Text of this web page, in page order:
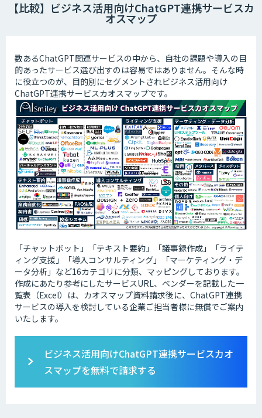
【比較】ビジネス活用向けChatGPT連携サービスカ
オスマップ
数あるChatGPT関連サービスの中から、自社の課題や導入の目
的あったサービス選び出すのは容易ではありません。そんな時
に役立つのが、目的別にセグメントされビジネス活用向け
ChatGPT連携サービスカオスマップです。
「チャットボット」「テキスト要約」「議事録作成」「ライテ
ィング支援」「導入コンサルティング」「マーケティング・デ
ータ分析」など16カテゴリに分類、マッピングしております。
作成にあたり参考にしたサービスURL、ベンダーを記載した一
覧表（Excel）は、カオスマップ資料請求後に、ChatGPT連携
サービスの導入を検討している企業ご担当者様に無償でご案内
いたします。
ビジネス活用向けChatGPT連携サービスカオ
スマップを無料で請求する